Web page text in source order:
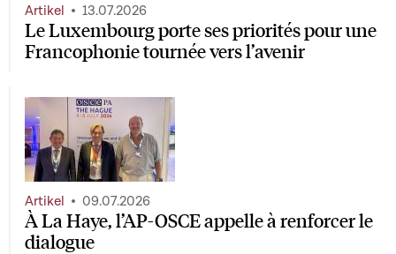
Le Luxembourg porte ses priorités pour une
Francophonie tournée vers l’avenir
Artikel 13.07.2026
À La Haye, l’AP-OSCE appelle à renforcer le
dialogue
Artikel 09.07.2026